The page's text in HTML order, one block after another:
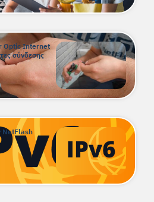
Optic Internet
σύνδεσης
NetFlash